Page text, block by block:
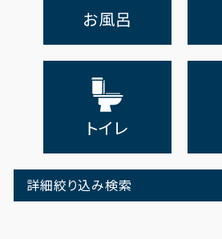
お風呂
トイレ
詳細絞り込み検索